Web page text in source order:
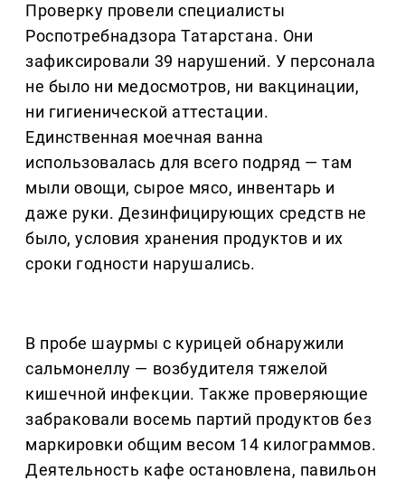
Проверку провели специалисты
Роспотребнадзора Татарстана. Они
зафиксировали 39 нарушений. У персонала
не было ни медосмотров, ни вакцинации,
ни гигиенической аттестации.
Единственная моечная ванна
использовалась для всего подряд — там
мыли овощи, сырое мясо, инвентарь и
даже руки. Дезинфицирующих средств не
было, условия хранения продуктов и их
сроки годности нарушались.
В пробе шаурмы с курицей обнаружили
сальмонеллу — возбудителя тяжелой
кишечной инфекции. Также проверяющие
забраковали восемь партий продуктов без
маркировки общим весом 14 килограммов.
Деятельность кафе остановлена, павильон